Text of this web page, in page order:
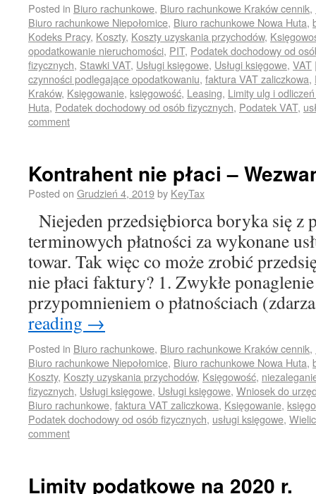
Posted in Biuro rachunkowe, Biuro rachunkowe Kraków cennik,
Biuro rachunkowe Niepołomice, Biuro rachunkowe Nowa Huta,
Kodeks Pracy, Koszty, Koszty uzyskania przychodów,
opodatkowanie nieruchomości, PIT, Podatek dochodowy od
fizycznych, Stawki VAT, Usługi księgowe, Usługi księgowe, VAT
czynności podlegające opodatkowaniu, faktura VAT zaliczkowa,
Kraków, Księgowanie, księgowość, Leasing, Limity ulg i
Huta, Podatek dochodowy od osób fizycznych, Podatek VAT,
comment
Kontrahent nie płaci –
Posted on Grudzień 4, 2019by KeyTax
Niejeden przedsiębiorca boryka się z
terminowych płatności za wykonane
towar. Tak więc co może zrobić
nie płaci faktury? 1. Zwykłe
przypomnieniem o płatnościach
reading →
Posted in Biuro rachunkowe, Biuro rachunkowe Kraków cennik,
Biuro rachunkowe Niepołomice, Biuro rachunkowe Nowa Huta,
Koszty, Koszty uzyskania przychodów, Księgowość,
fizycznych, Usługi księgowe, Usługi księgowe, Wniosek do
Biuro rachunkowe, faktura VAT zaliczkowa, Księgowanie,
Podatek dochodowy od osób fizycznych, usługi księgowe,
comment
Limity podatkowe na 2020 r.